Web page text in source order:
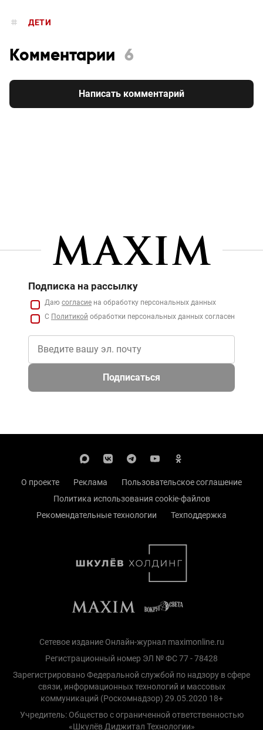
ДЕТИ
Комментарии 6
Написать комментарий
Подписка на рассылку
Даю согласие на обработку персональных данных
С Политикой обработки персональных данных согласен
Подписаться
О проекте Реклама
Пользовательское соглашение
Политика использования cookie-файлов
Рекомендательные технологии
Техподдержка
Сетевое издание Онлайн-журнал maximonline.ru
Регистрационный номер ЭЛ № ФС 77 - 78428
Зарегистрировано Федеральной службой по надзору в сфере
связи, информационных технологий и массовых
коммуникаций (Роскомнадзор) 29.05.2020 18+
Учредитель: Общество с ограниченной ответственностью
«Шкулёв Диджитал Технологии»